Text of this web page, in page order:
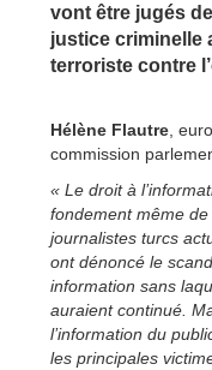
vont être jugés
justice criminelle
terroriste contre
Hélène Flautre ,
commission
« Le droit à
fondement même
journalistes turcs
ont dénoncé le
information sans
auraient continué.
l’information du
les principales